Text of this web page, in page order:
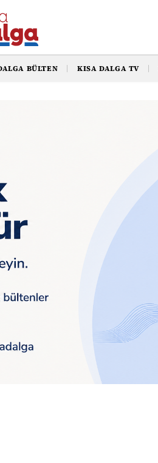
BÜLTEN KISA DALGA TV